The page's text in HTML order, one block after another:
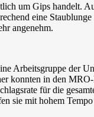
um Gips handelt.
eine
angenehm.
Arbeitsgruppe der
konnten in den
für die
mit hohem